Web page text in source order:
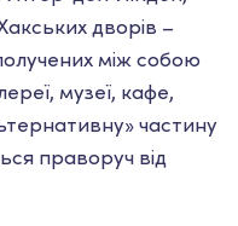
дворів –
між собою
музеї, кафе,
частину
праворуч від